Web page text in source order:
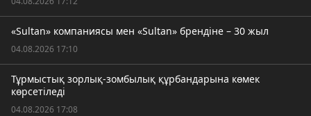
«Sultan» компаниясы мен «Sultan» брендіне – 30 жыл
04.08.2026 17:10
Тұрмыстық зорлық-зомбылық құрбандарына көмек
көрсетіледі
04.08.2026 17:08